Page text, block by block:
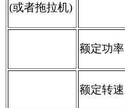
(或者拖拉机)
额定功率
额定转速